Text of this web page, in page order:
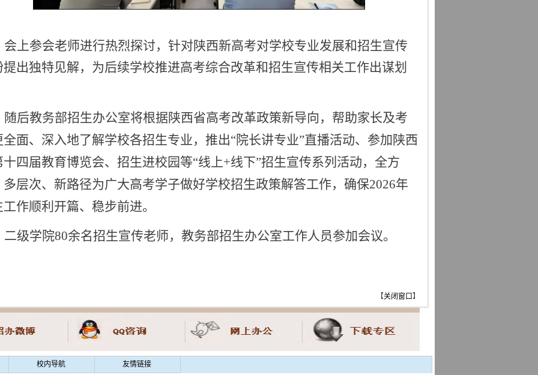
会上参会老师进行热烈探讨，针对陕西新高考对学校专业发展和招生宣传
提出独特见解，为后续学校推进高考综合改革和招生宣传相关工作出谋划
随后教务部招生办公室将根据陕西省高考改革政策新导向，帮助家长及考
面、深入地了解学校各招生专业， 推出“院长讲专业”直播活动、参加陕西
十四届教育博览会、招生进校园等“线上+线下”招生宣传系列活动，全方
多层次、新路径为广大高考学子做好学校招生政策解答工作，确保2026年
作顺利开篇、稳步前进。
二级学院80余名招生宣传老师，教务部招生办公室工作人员参加会议。
【关闭窗口】
校内导航 友情链接